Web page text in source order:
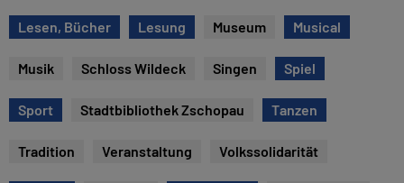
c
Lesen, Bücher Lesung Museum Musical
Musik Schloss Wildeck Singen Spiel
Sport Stadtbibliothek Zschopau Tanzen
Tradition Veranstaltung Volkssolidarität